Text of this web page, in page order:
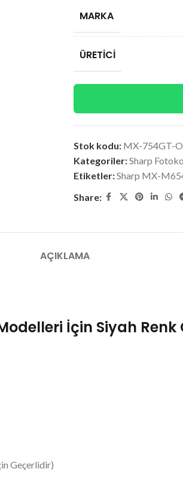
MARKA
ÜRETICI
Stok kodu: MX-754GT-
Kategoriler:Sharp
Etiketler:Sharp MX-
Share:
AÇIKLAMA
İçin Siyah
Geçerlidir)